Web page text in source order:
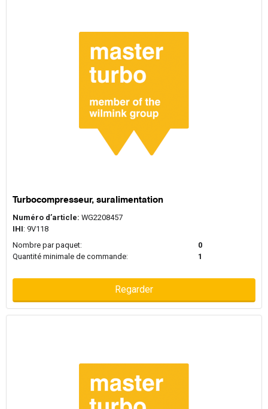
Turbocompresseur, suralimentation
Numéro d’article: WG2208457
IHI: 9V118
Nombre par paquet:
0
Quantité minimale de commande:
1
Regarder